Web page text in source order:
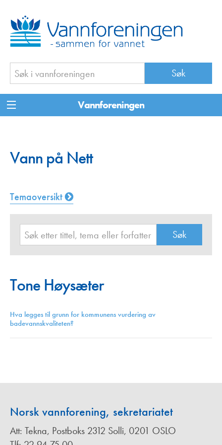
Vannforeningen
Vann på Nett
Temaoversikt
Tone Høysæter
Hva legges til grunn for kommunens vurdering av
badevannskvaliteten?
Norsk vannforening, sekretariatet
Att: Tekna, Postboks 2312 Solli, 0201 OSLO